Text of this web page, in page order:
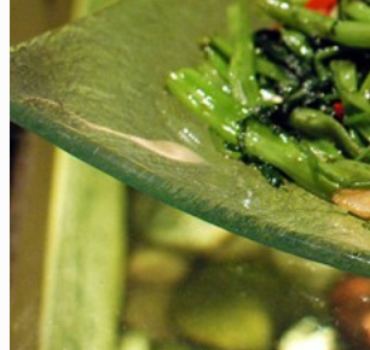
Nos plus ++
Vietnam Centre
Hue
Hoi An
Nha Trang
Parc de Phong Nha – Ke